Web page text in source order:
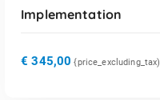
Implementation
€ 345,00 {price_excluding_tax)